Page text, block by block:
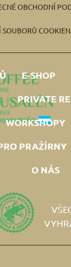
OBCHODNÍ
SOUBORŮ COOKIE
E-SHOP
PRIVATE
WORKSHOPY
PRAŽÍRNY
O NÁS